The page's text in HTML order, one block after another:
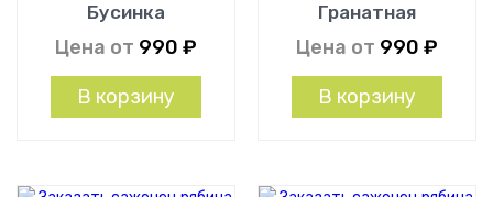
Бусинка
Цена от 990 ₽
В корзину
Гранатная
Цена от 990 ₽
В корзину